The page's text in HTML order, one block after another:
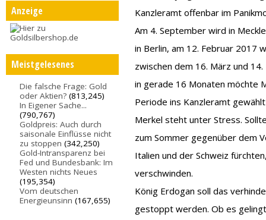
Anzeige
Meistgelesenes
Die falsche Frage: Gold
oder Aktien? (813,245)
In Eigener Sache...
(790,767)
Goldpreis: Auch durch
saisonale Einflüsse nicht
zu stoppen (342,250)
Gold-Intransparenz bei
Fed und Bundesbank: Im
Westen nichts Neues
(195,354)
Vom deutschen
Energieunsinn (167,655)
Kanzleramt offenbar im
Am 4. September wird in
in Berlin, am 12. Februar 2017
zwischen dem 16. März und
in gerade 16 Monaten möchte
Periode ins Kanzleramt
Merkel steht unter Stress.
zum Sommer gegenüber dem
Italien und der Schweiz
verschwinden.
König Erdogan soll das
gestoppt werden. Ob es